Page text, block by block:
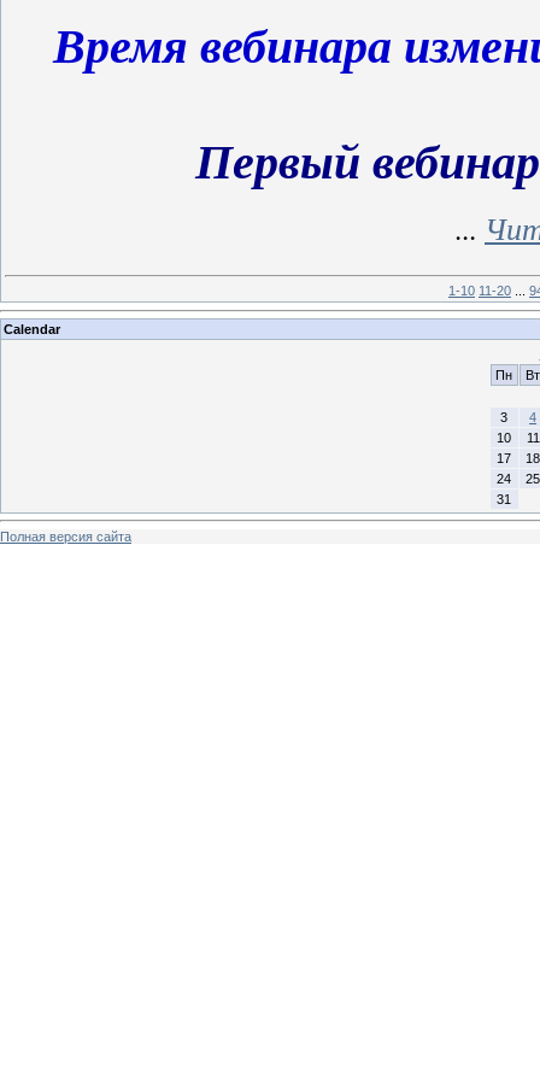
Время вебинара
Первый
...
1-10 11-20
Calendar
Пн
Вт
3
4
10
11
17
18
24
25
31
Полная версия сайта